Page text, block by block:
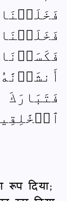
ٱلۡخَٰلِقِينَ
दिया;